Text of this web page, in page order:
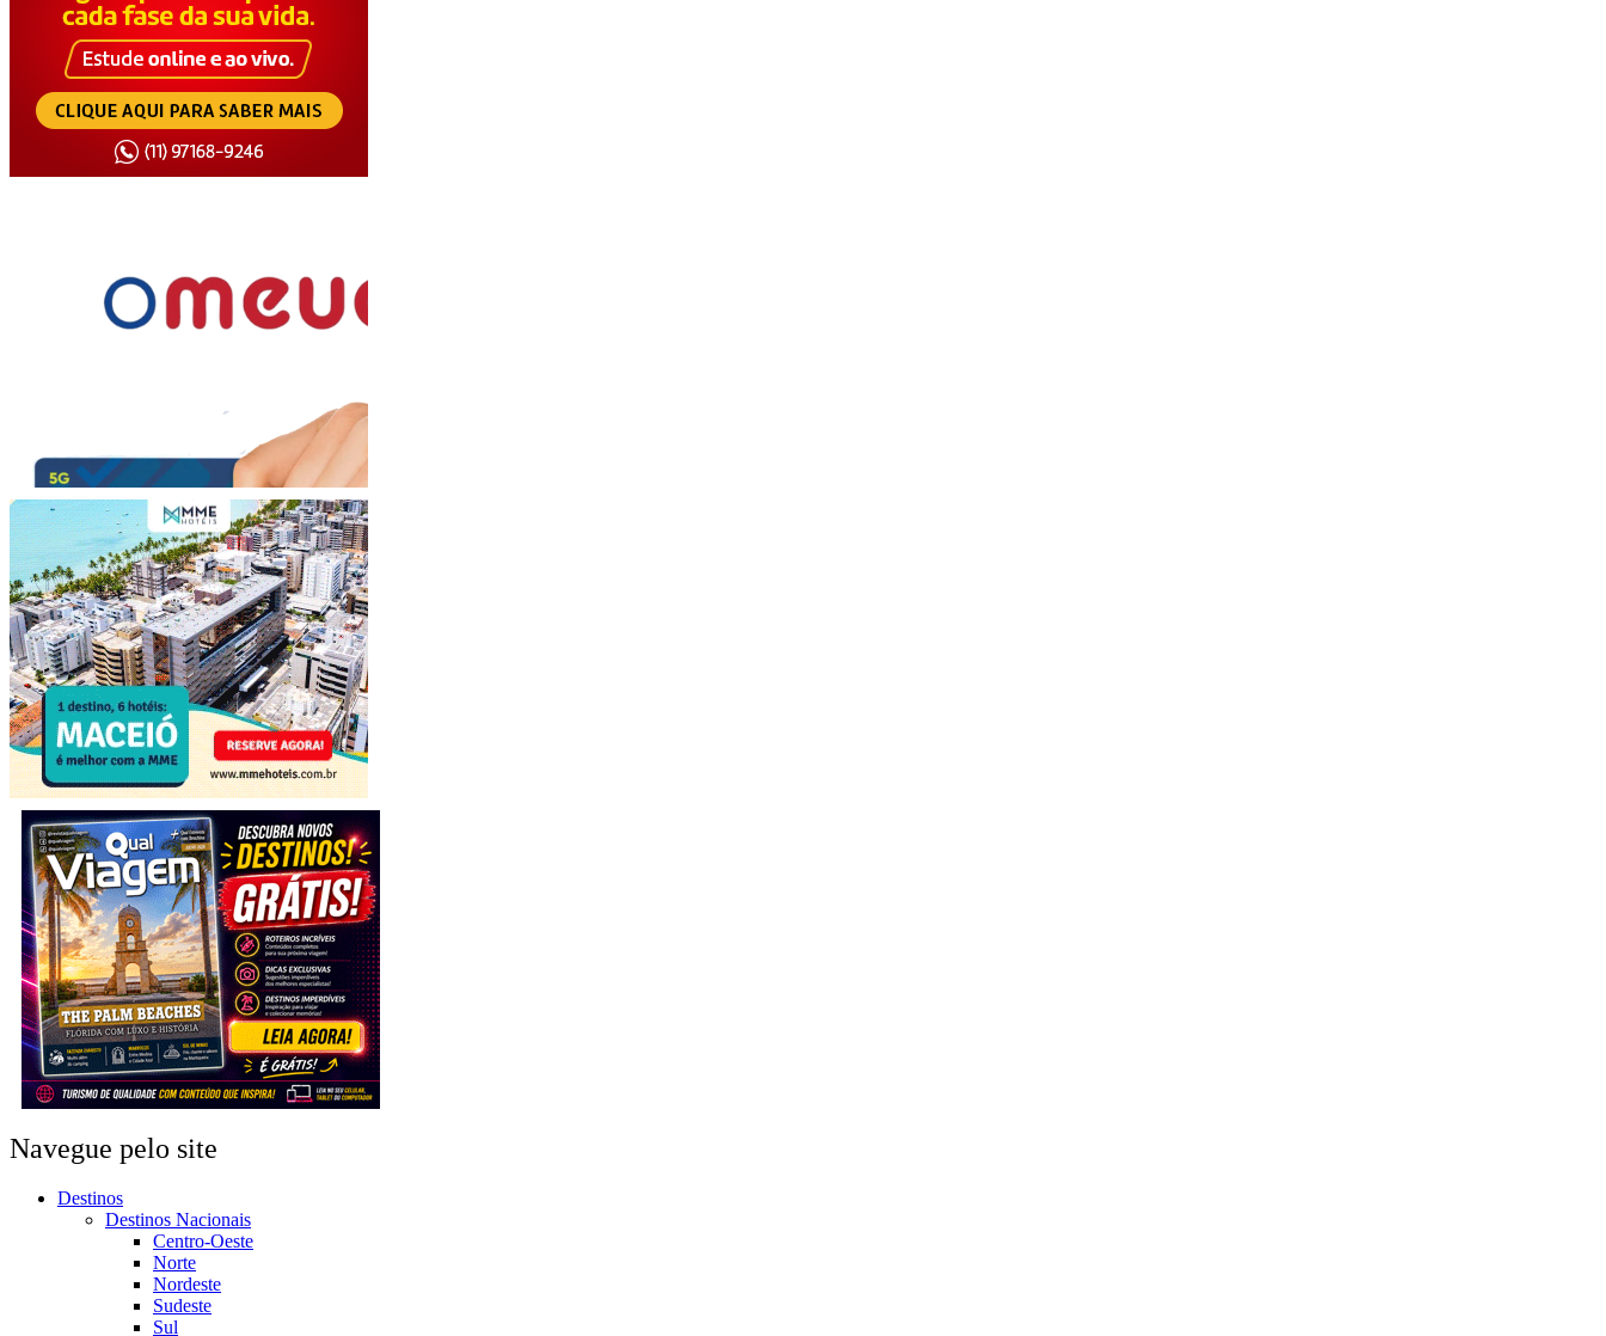
Navegue pelo site
Destinos
Destinos Nacionais
Centro-Oeste
Norte
Nordeste
Sudeste
Sul